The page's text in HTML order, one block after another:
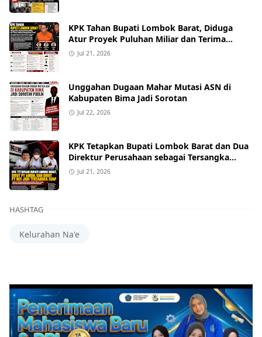
KPK Tahan Bupati Lombok Barat, Diduga
Atur Proyek Puluhan Miliar dan Terima
Alphard hingga Uang Tunai
Jul 21, 2026
Unggahan Dugaan Mahar Mutasi ASN di
Kabupaten Bima Jadi Sorotan
Jul 22, 2026
KPK Tetapkan Bupati Lombok Barat dan Dua
Direktur Perusahaan sebagai Tersangka
Dugaan Suap Proyek
Jul 21, 2026
HASHTAG
Kelurahan Na'e